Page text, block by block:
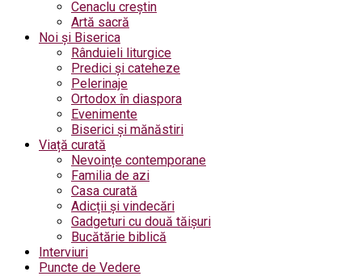
Cenaclu creștin
Artă sacră
Noi și Biserica
Rânduieli liturgice
Predici și cateheze
Pelerinaje
Ortodox în diaspora
Evenimente
Biserici și mănăstiri
Viață curată
Nevoințe contemporane
Familia de azi
Casa curată
Adicții și vindecări
Gadgeturi cu două tăișuri
Bucătărie biblică
Interviuri
Puncte de Vedere